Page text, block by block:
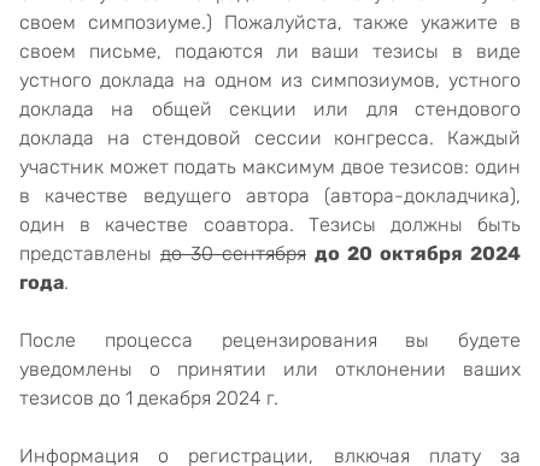
своем симпозиуме.) Пожалуйста, также укажите в
своем письме, подаются ли ваши тезисы в виде
устного доклада на одном из симпозиумов, устного
доклада на общей секции или для стендового
доклада на стендовой сессии конгресса. Каждый
участник может подать максимум двое тезисов: один
в качестве ведущего автора (автора-докладчика),
один в качестве соавтора. Тезисы должны быть
представлены до 30 сентября до 20 октября 2024
года.
После процесса рецензирования вы будете
уведомлены о принятии или отклонении ваших
тезисов до 1 декабря 2024 г.
Информация о регистрации, влкючая плату за